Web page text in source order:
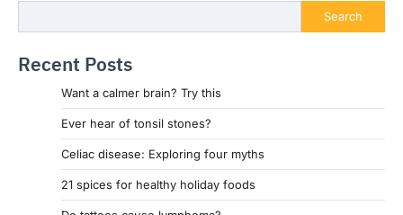
Search
Recent Posts
Want a calmer brain? Try this
Ever hear of tonsil stones?
Celiac disease: Exploring four myths
21 spices for healthy holiday foods